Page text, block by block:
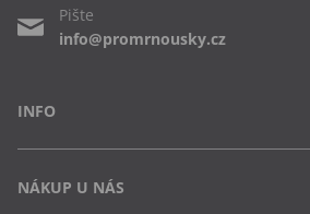
INFO
Často kladené dotazy
NÁKUP U NÁS
Pište
info@promrnousky.cz